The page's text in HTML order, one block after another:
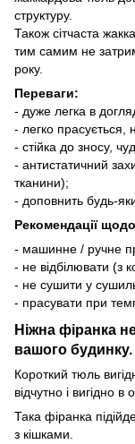
структуру.
Також сітчаста
тим самим не
року.
Переваги:
- дуже легка в
- легко прасується,
- стійка до зносу,
- антистатичний
тканини);
- доповнить будь-
Рекомендації
- машинне / ручне
- не відбілювати (з
- не сушити у
- прасувати при
Ніжна фіранка
вашого будинку.
Короткий тюль
відчутно і вигідно
Така фіранка
з кішками.